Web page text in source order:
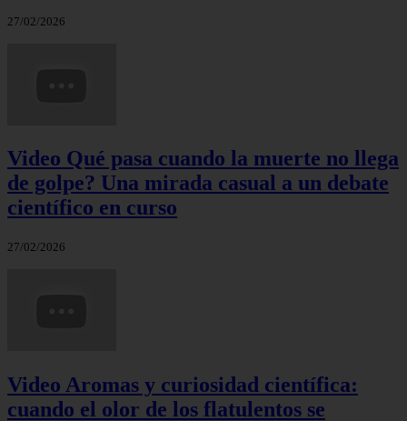
27/02/2026
Video Qué pasa cuando la muerte no llega
de golpe? Una mirada casual a un debate
científico en curso
27/02/2026
Video Aromas y curiosidad científica:
cuando el olor de los flatulentos se